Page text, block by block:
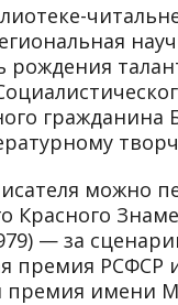
рождения
гражданина
можно
Красного
— за
премия РСФСР
имени